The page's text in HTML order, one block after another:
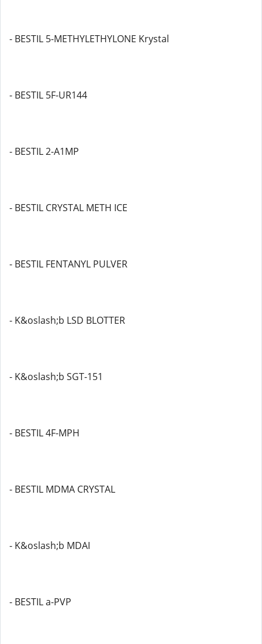
- BESTIL 5-METHYLETHYLONE Krystal
- BESTIL 5F-UR144
- BESTIL 2-A1MP
- BESTIL CRYSTAL METH ICE
- BESTIL FENTANYL PULVER
- K&oslash;b LSD BLOTTER
- K&oslash;b SGT-151
- BESTIL 4F-MPH
- BESTIL MDMA CRYSTAL
- K&oslash;b MDAI
- BESTIL a-PVP